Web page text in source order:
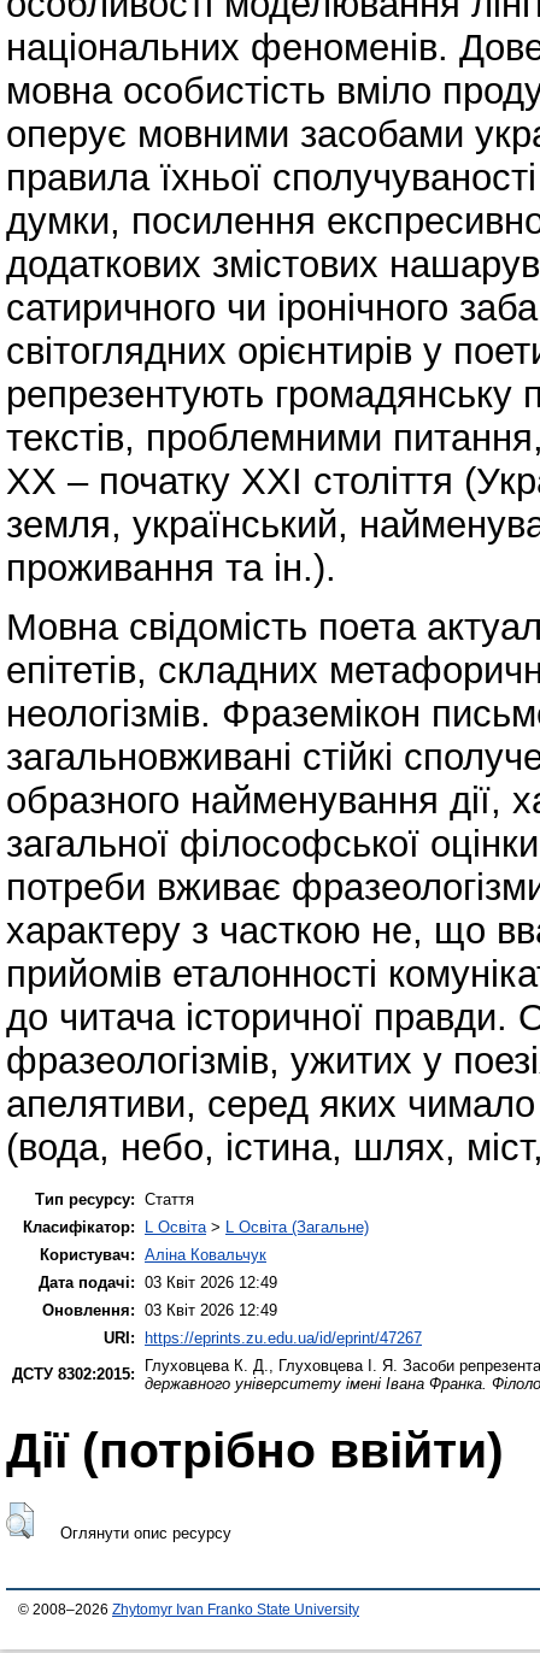
національних феноменів.
мовна особистість вміло
оперує мовними засобами
правила їхньої
думки, посилення
додаткових змістових
сатиричного чи іронічного
світоглядних орієнтирів у
репрезентують громадянську
текстів, проблемними
ХХ – початку ХХІ століття
земля, український,
проживання та ін.).
Мовна свідомість поета
епітетів, складних
неологізмів. Фраземікон
загальновживані стійкі
образного найменування дії,
загальної філософської
потреби вживає
характеру з часткою не, що
прийомів еталонності
до читача історичної
фразеологізмів, ужитих у
апелятиви, серед яких
(вода, небо, істина, шлях,
Тип ресурсу: Стаття
Класифікатор:
L Освіта> L Освіта (Загальне)
Користувач: Аліна Ковальчук
Дата подачі: 03 Квіт 2026 12:49
Оновлення: 03 Квіт 2026 12:49
URI:
https://eprints.zu.edu.ua/id/eprint/47267
ДСТУ 8302:2015:
Глуховцева К. Д., Глуховцева І. Я. Засоби
державного університету імені Івана Франка.
Дії ​​(потрібно ввійти)
Оглянути опис ресурсу
© 2008–2026 Zhytomyr Ivan Franko State University